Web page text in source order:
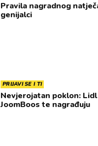
Pravila nagradnog
genijalci
PRIJAVI SE I TI
Nevjerojatan poklon:
JoomBoos te nagrađuju